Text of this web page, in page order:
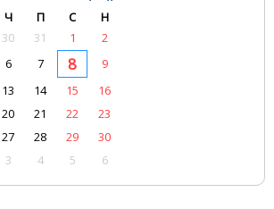
Ч П С
Н
30 31 1
2
6 7 8
9
13 14 15
16
20 21 22
23
27 28 29
30
3 4 5 6